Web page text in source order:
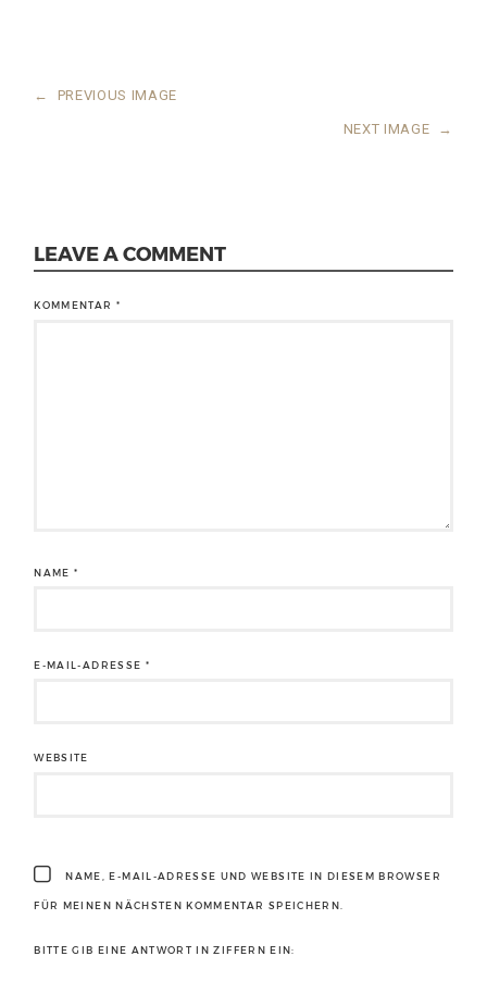
← PREVIOUS IMAGE
NEXT IMAGE →
LEAVE A COMMENT
KOMMENTAR *
NAME*
E-MAIL-ADRESSE *
WEBSITE
NAME, E-MAIL-ADRESSE UND WEBSITE IN DIESEM BROWSER
FÜR MEINEN NÄCHSTEN KOMMENTAR SPEICHERN.
BITTE GIB EINE ANTWORT IN ZIFFERN EIN: